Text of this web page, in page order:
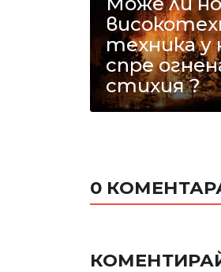
техника у
спре
стихия ?
0